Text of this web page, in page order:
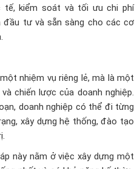
tế, kiểm soát và tối ưu chi phí
đầu tư và sẵn sàng cho các cơ
nhiệm vụ riêng lẻ, mà là một
chiến lược của doanh nghiệp.
doanh nghiệp có thể đi từng
xây dựng hệ thống, đào tạo
này nằm ở việc xây dựng một